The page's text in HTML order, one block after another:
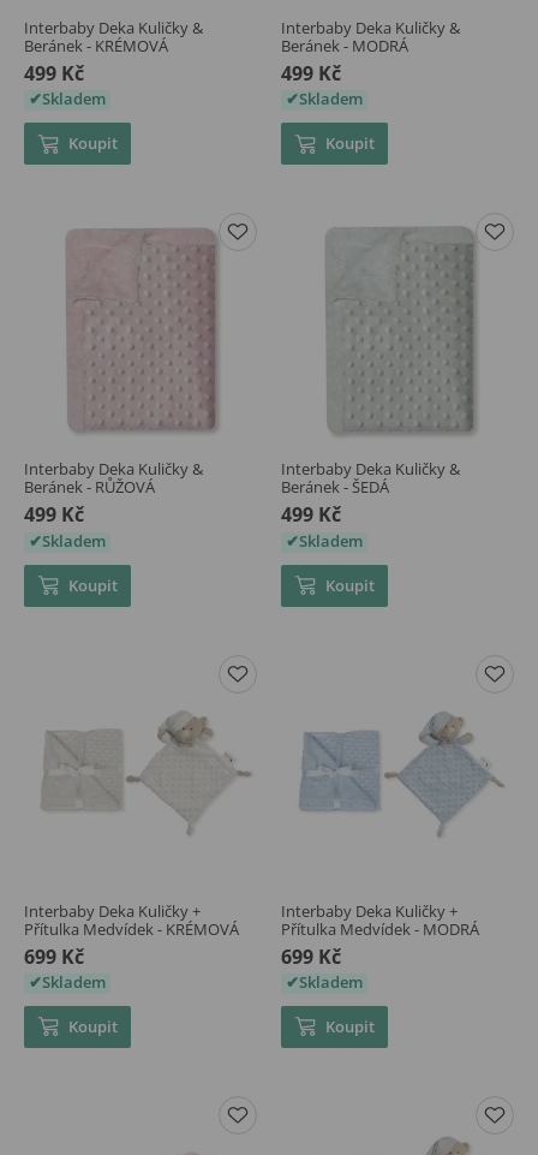
Interbaby Deka Kuličky &
Beránek - KRÉMOVÁ
499 Kč
Skladem
Koupit
Interbaby Deka Kuličky &
Beránek - MODRÁ
499 Kč
Skladem
Koupit
Interbaby Deka Kuličky &
Beránek - RŮŽOVÁ
499 Kč
Skladem
Koupit
Interbaby Deka Kuličky &
Beránek - ŠEDÁ
499 Kč
Skladem
Koupit
Interbaby Deka Kuličky +
Přítulka Medvídek - KRÉMOVÁ
699 Kč
Skladem
Koupit
Interbaby Deka Kuličky +
Přítulka Medvídek - MODRÁ
699 Kč
Skladem
Koupit